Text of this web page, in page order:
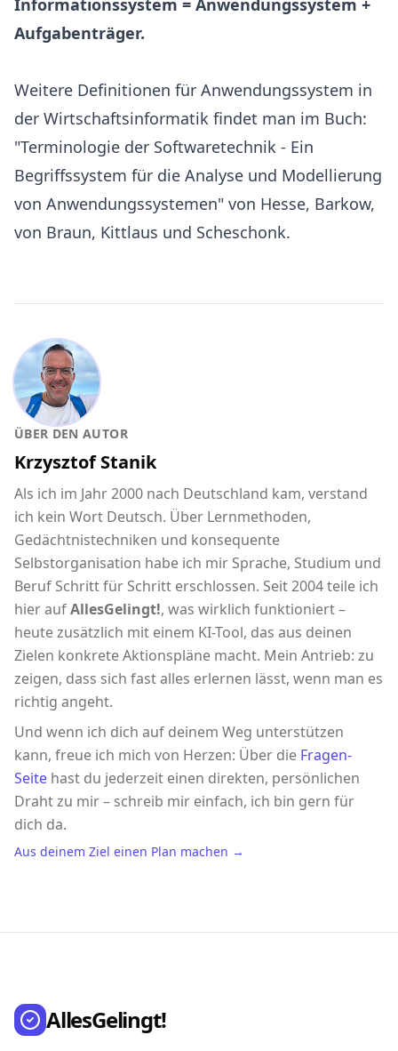
Informationssystem = Anwendungssystem +
Aufgabenträger.
Weitere Definitionen für Anwendungssystem in
der Wirtschaftsinformatik findet man im Buch:
"Terminologie der Softwaretechnik - Ein
Begriffssystem für die Analyse und Modellierung
von Anwendungssystemen" von Hesse, Barkow,
von Braun, Kittlaus und Scheschonk.
ÜBER DEN AUTOR
Krzysztof Stanik
Als ich im Jahr 2000 nach Deutschland kam, verstand
ich kein Wort Deutsch. Über Lernmethoden,
Gedächtnistechniken und konsequente
Selbstorganisation habe ich mir Sprache, Studium und
Beruf Schritt für Schritt erschlossen. Seit 2004 teile ich
hier aufAllesGelingt!, was wirklich funktioniert –
heute zusätzlich mit einem KI-Tool, das aus deinen
Zielen konkrete Aktionspläne macht. Mein Antrieb: zu
zeigen, dass sich fast alles erlernen lässt, wenn man es
richtig angeht.
Und wenn ich dich auf deinem Weg unterstützen
kann, freue ich mich von Herzen: Über die Fragen-
Seite hast du jederzeit einen direkten, persönlichen
Draht zu mir – schreib mir einfach, ich bin gern für
dich da.
Aus deinem Ziel einen Plan machen →
AllesGelingt!